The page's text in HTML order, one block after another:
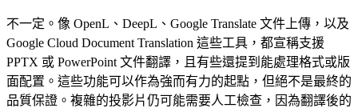
不一定。像 OpenL、DeepL、Google Translate 文件上傳，以及
Google Cloud Document Translation 這些工具，都宣稱支援
PPTX 或 PowerPoint 文件翻譯，且有些還提到能處理格式或版
面配置。這些功能可以作為強而有力的起點，但絕不是最終的
品質保證。複雜的投影片仍可能需要人工檢查，因為翻譯後的